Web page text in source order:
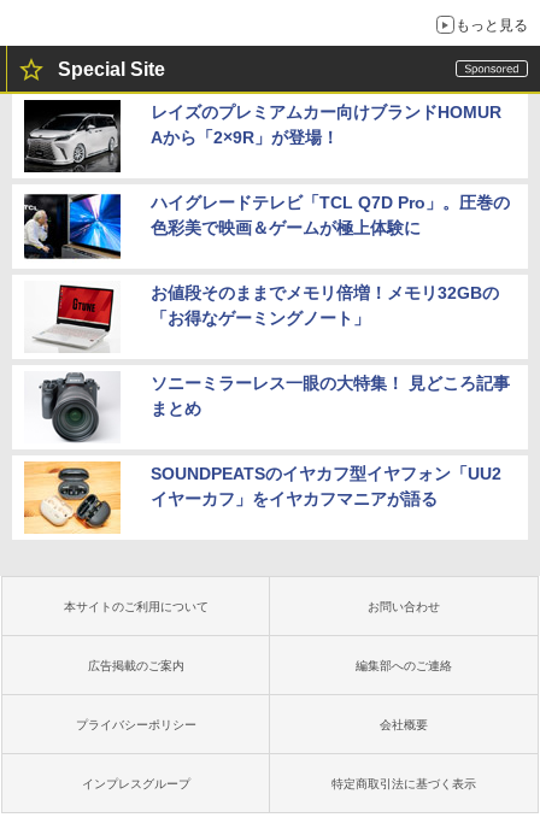
もっと見る
Special Site
レイズのプレミアムカー向けブランドHOMUR
Aから「2×9R」が登場！
ハイグレードテレビ「TCL Q7D Pro」。圧巻の
色彩美で映画＆ゲームが極上体験に
お値段そのままでメモリ倍増！メモリ32GBの
「お得なゲーミングノート」
ソニーミラーレス一眼の大特集！ 見どころ記事
まとめ
SOUNDPEATSのイヤカフ型イヤフォン「UU2
イヤーカフ」をイヤカフマニアが語る
本サイトのご利用について お問い合わせ
広告掲載のご案内 編集部へのご連絡
プライバシーポリシー 会社概要
インプレスグループ 特定商取引法に基づく表示